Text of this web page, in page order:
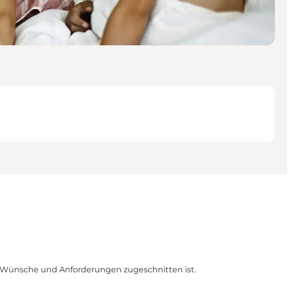
und Anforderungen zugeschnitten ist.